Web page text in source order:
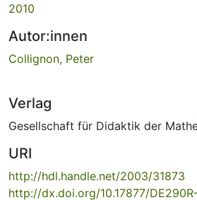
2010
Autor:innen
Collignon, Peter
Verlag
Gesellschaft für Didaktik der
URI
http://hdl.handle.net/2003/31873
http://dx.doi.org/10.17877/